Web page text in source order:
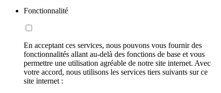
Fonctionnalité
En acceptant ces services, nous pouvons vous fournir des
fonctionnalités allant au-delà des fonctions de base et vous
permettre une utilisation agréable de notre site internet. Avec
votre accord, nous utilisons les services tiers suivants sur ce
site internet :